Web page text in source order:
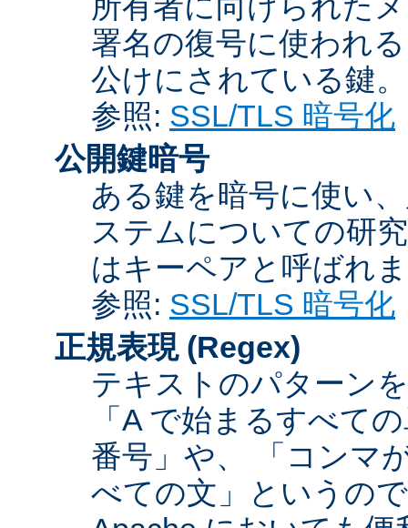
署名の復号に使われ
公けにされている鍵。
参照: SSL/TLS 暗号化
公開鍵暗号
ある鍵を暗号に使い
ステムについての研
はキーペアと呼ばれ
参照: SSL/TLS 暗号化
正規表現 (Regex)
テキストのパターン
「A で始まるすべて
番号」や、 「コンマ
べての文」というの